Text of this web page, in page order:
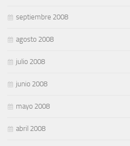
septiembre 2008
agosto 2008
julio 2008
junio 2008
mayo 2008
abril 2008